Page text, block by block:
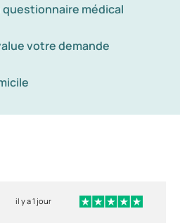
médical
votre demande
il y a 1 jour